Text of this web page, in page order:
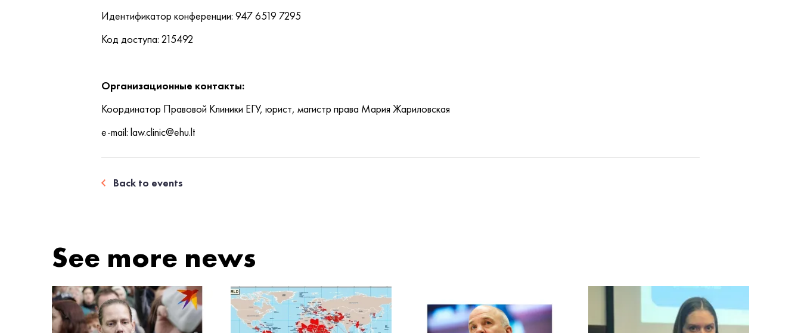
Идентификатор конференции: 947 6519 7295
Код доступа: 215492
Организационные контакты:
Координатор Правовой Клиники ЕГУ, юрист, магистр права Мария Жариловская
e-mail: law.clinic@ehu.lt
Back to events
See more news